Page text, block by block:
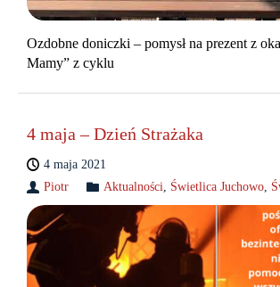
Ozdobne doniczki – pomysł na prezent z
Mamy” z cyklu
4 maja – Dzień Strażaka
4 maja 2021
Piotr
Aktualności Świetlica Juchowo